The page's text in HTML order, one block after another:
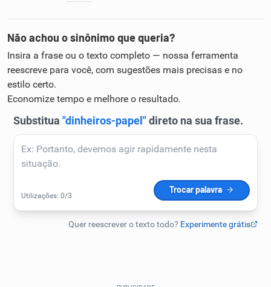
Cata-letras
Conexões
Caça-palavras
Dicionário
Não achou o sinônimo que queria?
Insira a frase ou o texto completo — nossa ferramenta
reescreve para você, com sugestões mais precisas e no
estilo certo.
Economize tempo e melhore o resultado.